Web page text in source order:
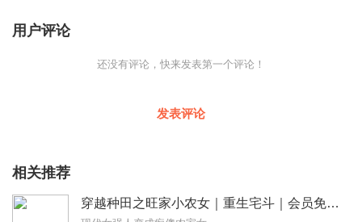
用户评论
还没有评论，快来发表第一个评论！
发表评论
相关推荐
穿越种田之旺家小农女｜重生宅斗｜会员免费